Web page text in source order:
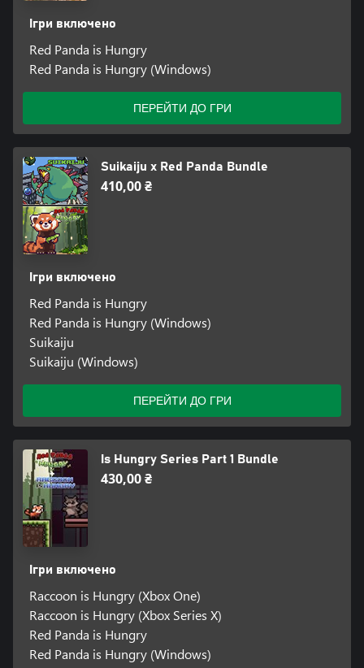
Ігри включено
Red Panda is Hungry
Red Panda is Hungry (Windows)
ПЕРЕЙТИ ДО ГРИ
Suikaiju x Red Panda Bundle
410,00 ₴
Ігри включено
Red Panda is Hungry
Red Panda is Hungry (Windows)
Suikaiju
Suikaiju (Windows)
ПЕРЕЙТИ ДО ГРИ
Is Hungry Series Part 1 Bundle
430,00 ₴
Ігри включено
Raccoon is Hungry (Xbox One)
Raccoon is Hungry (Xbox Series X)
Red Panda is Hungry
Red Panda is Hungry (Windows)